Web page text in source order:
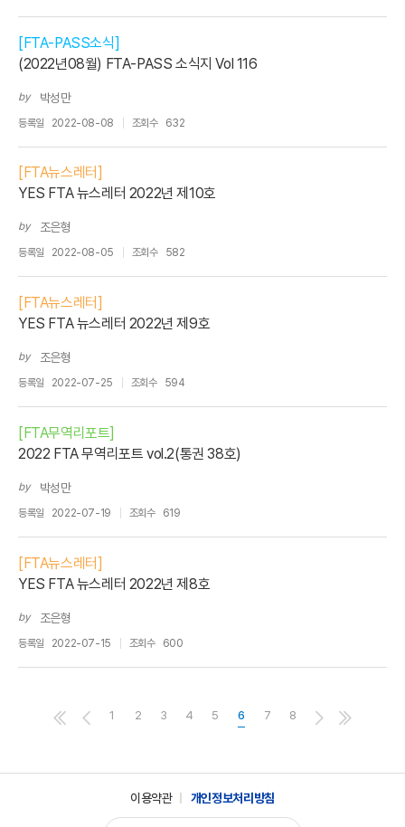
[FTA-PASS소식]
(2022년08월) FTA-PASS 소식지 Vol 116
by 박성만
등록일 2022-08-08 조회수 632
[FTA뉴스레터]
YES FTA 뉴스레터 2022년 제10호
by 조은형
등록일 2022-08-05 조회수 582
[FTA뉴스레터]
YES FTA 뉴스레터 2022년 제9호
by 조은형
등록일 2022-07-25 조회수 594
[FTA무역리포트]
2022 FTA 무역리포트 vol.2(통권 38호)
by 박성만
등록일 2022-07-19 조회수 619
[FTA뉴스레터]
YES FTA 뉴스레터 2022년 제8호
by 조은형
등록일 2022-07-15 조회수 600
1 2 3 4 5 6 7 8
이용약관 개인정보처리방침